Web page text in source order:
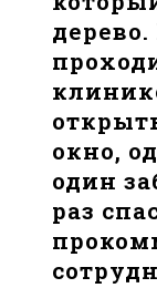
окно,
один
раз